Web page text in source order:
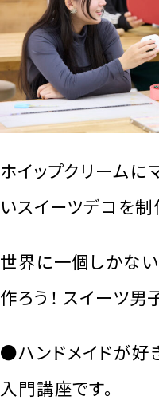
ホイップクリーム
いスイーツデコを制
世界に一個しかな
作ろう！ スイーツ男
●ハンドメイドが好
入門講座です。